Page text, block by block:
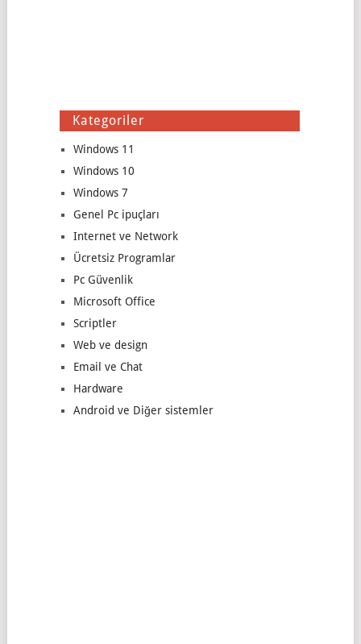
Kategoriler
Windows 11
Windows 10
Windows 7
Genel Pc ipuçları
Internet ve Network
Ücretsiz Programlar
Pc Güvenlik
Microsoft Office
Scriptler
Web ve design
Email ve Chat
Hardware
Android ve Diğer sistemler